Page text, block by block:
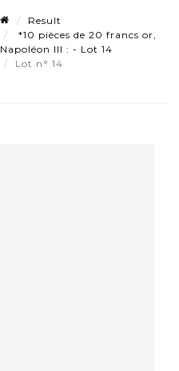
Result
*10 pièces de 20 francs or,
Napoléon III : - Lot 14
Lot n° 14